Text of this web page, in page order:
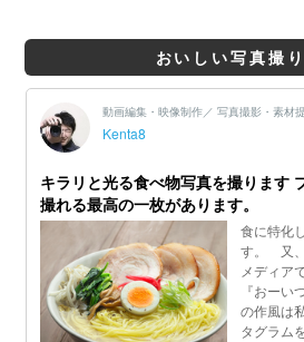
おいしい写真撮